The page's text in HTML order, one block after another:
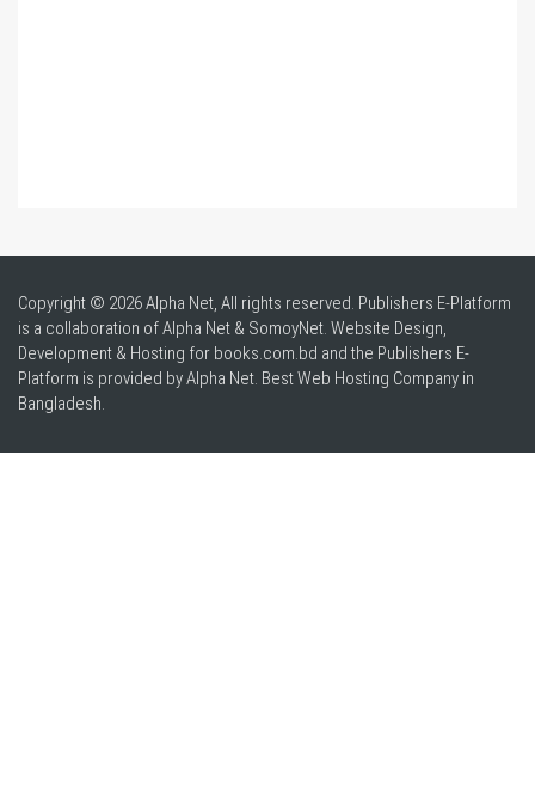
Copyright © 2026 Alpha Net, All rights reserved. Publishers E-Platform
is a collaboration of Alpha Net & SomoyNet. Website Design,
Development & Hosting for books.com.bd and the Publishers E-
Platform is provided by Alpha Net. BestWeb Hosting Company in
Bangladesh.